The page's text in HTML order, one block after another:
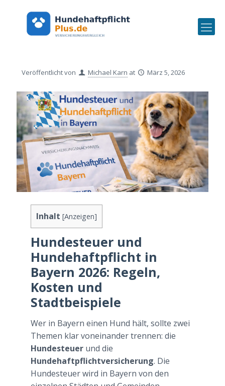
Veröffentlicht von Michael Karn at März 5, 2026
Inhalt [Anzeigen]
Hundesteuer und
Hundehaftpflicht in
Bayern 2026: Regeln,
Kosten und
Stadtbeispiele
Wer in Bayern einen Hund hält, sollte zwei
Themen klar voneinander trennen: die
Hundesteuerund die
Hundehaftpflichtversicherung. Die
Hundesteuer wird in Bayern von den